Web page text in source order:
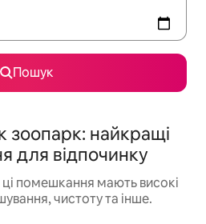
Пошук
зоопарк: найкращі
для відпочинку
помешкання мають високі
чистоту та інше.